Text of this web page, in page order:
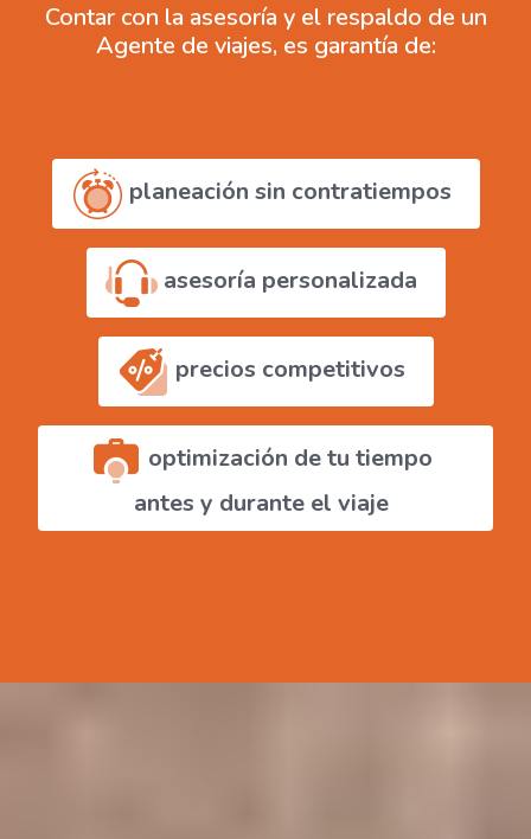
Contar con la asesoría y el respaldo de un
Agente de viajes, es garantía de:
planeación sin contratiempos
asesoría personalizada
precios competitivos
optimización de tu tiempo
antes y durante el viaje